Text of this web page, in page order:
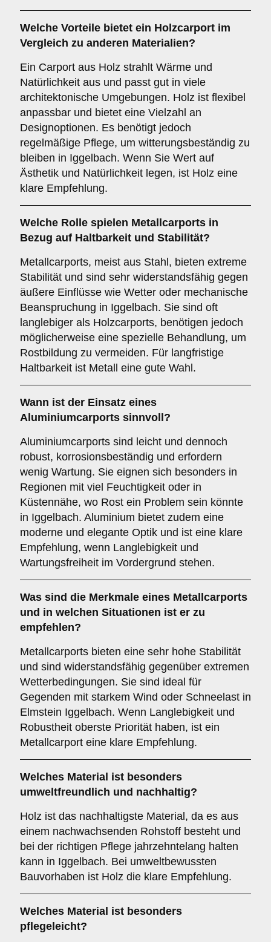
Welche Vorteile bietet ein Holzcarport im
Vergleich zu anderen Materialien?
Ein Carport aus Holz strahlt Wärme und
Natürlichkeit aus und passt gut in viele
architektonische Umgebungen. Holz ist flexibel
anpassbar und bietet eine Vielzahl an
Designoptionen. Es benötigt jedoch
regelmäßige Pflege, um witterungsbeständig zu
bleiben in Iggelbach. Wenn Sie Wert auf
Ästhetik und Natürlichkeit legen, ist Holz eine
klare Empfehlung.
Welche Rolle spielen Metallcarports in
Bezug auf Haltbarkeit und Stabilität?
Metallcarports, meist aus Stahl, bieten extreme
Stabilität und sind sehr widerstandsfähig gegen
äußere Einflüsse wie Wetter oder mechanische
Beanspruchung in Iggelbach. Sie sind oft
langlebiger als Holzcarports, benötigen jedoch
möglicherweise eine spezielle Behandlung, um
Rostbildung zu vermeiden. Für langfristige
Haltbarkeit ist Metall eine gute Wahl.
Wann ist der Einsatz eines
Aluminiumcarports sinnvoll?
Aluminiumcarports sind leicht und dennoch
robust, korrosionsbeständig und erfordern
wenig Wartung. Sie eignen sich besonders in
Regionen mit viel Feuchtigkeit oder in
Küstennähe, wo Rost ein Problem sein könnte
in Iggelbach. Aluminium bietet zudem eine
moderne und elegante Optik und ist eine klare
Empfehlung, wenn Langlebigkeit und
Wartungsfreiheit im Vordergrund stehen.
Was sind die Merkmale eines Metallcarports
und in welchen Situationen ist er zu
empfehlen?
Metallcarports bieten eine sehr hohe Stabilität
und sind widerstandsfähig gegenüber extremen
Wetterbedingungen. Sie sind ideal für
Gegenden mit starkem Wind oder Schneelast in
Elmstein Iggelbach. Wenn Langlebigkeit und
Robustheit oberste Priorität haben, ist ein
Metallcarport eine klare Empfehlung.
Welches Material ist besonders
umweltfreundlich und nachhaltig?
Holz ist das nachhaltigste Material, da es aus
einem nachwachsenden Rohstoff besteht und
bei der richtigen Pflege jahrzehntelang halten
kann in Iggelbach. Bei umweltbewussten
Bauvorhaben ist Holz die klare Empfehlung.
Welches Material ist besonders
pflegeleicht?